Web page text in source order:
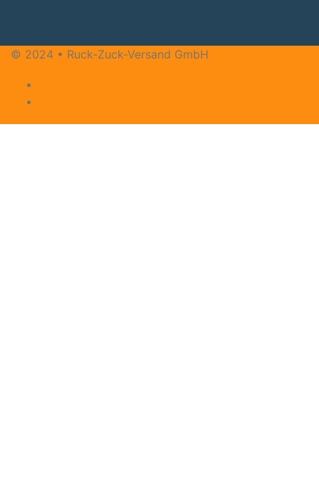
© 2024 • Ruck-Zuck-Versand GmbH